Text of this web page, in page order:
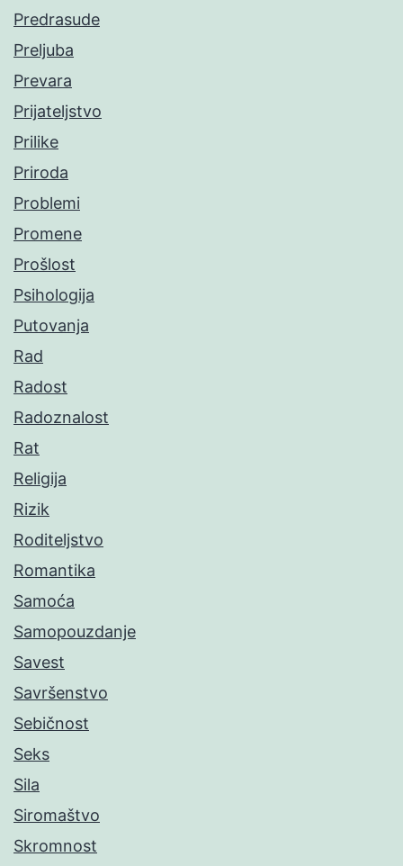
Predrasude
Preljuba
Prevara
Prijateljstvo
Prilike
Priroda
Problemi
Promene
Prošlost
Psihologija
Putovanja
Rad
Radost
Radoznalost
Rat
Religija
Rizik
Roditeljstvo
Romantika
Samoća
Samopouzdanje
Savest
Savršenstvo
Sebičnost
Seks
Sila
Siromaštvo
Skromnost